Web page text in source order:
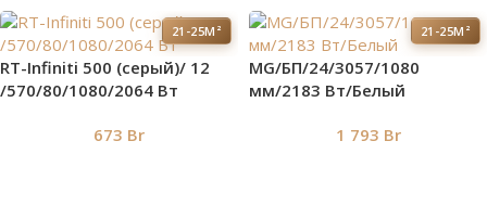
21-25М²
RT-Infiniti 500 (серый)/ 12
/570/80/1080/2064 Вт
673 Br
21-25М²
MG/БП/24/3057/1080
мм/2183 Вт/Белый
1 793 Br